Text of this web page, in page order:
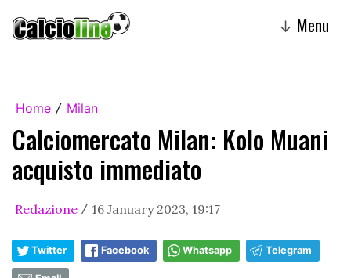
↓ Menu
Home / Milan
Calciomercato Milan: Kolo Muani
acquisto immediato
Redazione / 16 January 2023, 19:17
Twitter Facebook Whatsapp Telegram